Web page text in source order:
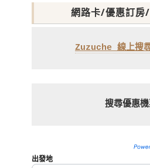
網路卡/優惠訂房
Zuzuche 線上搜
搜尋優惠